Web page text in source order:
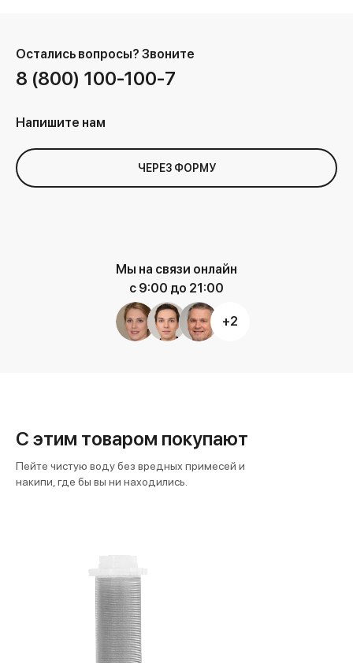
Остались вопросы? Звоните
8 (800) 100-100-7
Напишите нам
ЧЕРЕЗ ФОРМУ
Мы на связи онлайн
с 9:00 до 21:00
+2
С этим товаром покупают
Пейте чистую воду без вредных примесей и
накипи, где бы вы ни находились.